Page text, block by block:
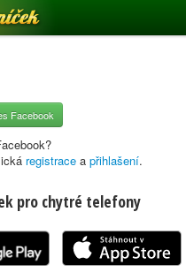
Facebook
registrace a přihlašení.
pro chytré telefony